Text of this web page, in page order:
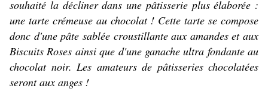
souhaité la décliner dans une pâtisserie plus élaborée :
une tarte crémeuse au chocolat ! Cette tarte se compose
donc d'une pâte sablée croustillante aux amandes et aux
Biscuits Roses ainsi que d'une ganache ultra fondante au
chocolat noir. Les amateurs de pâtisseries chocolatées
seront aux anges !